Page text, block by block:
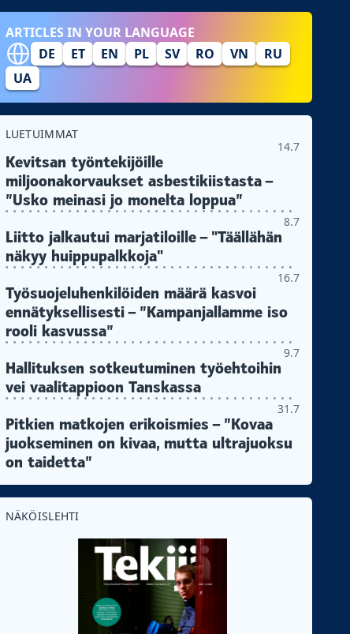
ARTICLES IN YOUR LANGUAGE
DE
ET EN PL SV RO VN
RU
UA
LUETUIMMAT
14.7
Kevitsan työntekijöille
miljoonakorvaukset asbestikiistasta –
”Usko meinasi jo monelta loppua”
8.7
Liitto jalkautui marjatiloille – "Täällähän
näkyy huippupalkkoja"
16.7
Työsuojeluhenkilöiden määrä kasvoi
ennätyksellisesti – ”Kampanjallamme iso
rooli kasvussa”
9.7
Hallituksen sotkeutuminen työehtoihin
vei vaalitappioon Tanskassa
31.7
Pitkien matkojen erikoismies – ”Kovaa
juokseminen on kivaa, mutta ultrajuoksu
on taidetta”
NÄKÖISLEHTI